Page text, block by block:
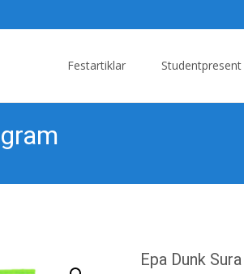
Festartiklar Studentpresent
Epa Dunk